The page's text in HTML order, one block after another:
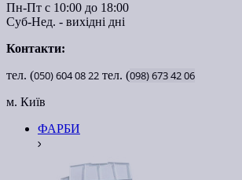
Пн-Пт с 10:00 до 18:00
Суб-Нед. - вихідні дні
Контакти:
тел. (050)6040822 тел. (098)6734206
м. Київ
ФАРБИ